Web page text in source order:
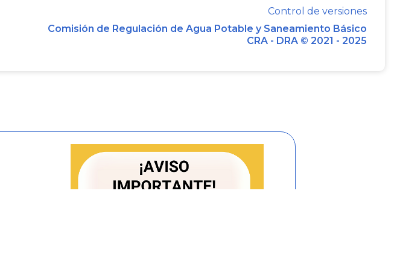
Control de versiones
Comisión de Regulación de Agua Potable y Saneamiento Básico
CRA - DRA © 2021 - 2025